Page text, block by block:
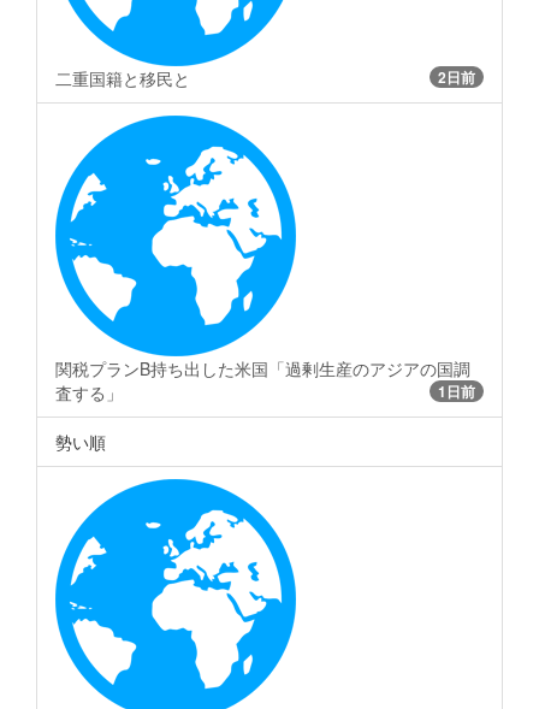
二重国籍と移民と 2日前
関税プランB持ち出した米国「過剰生産のアジアの国調
査する」
1日前
勢い順